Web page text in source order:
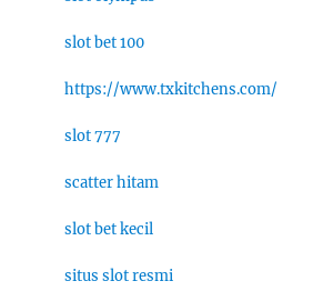
slot bet 100
https://www.txkitchens.com/
slot 777
scatter hitam
slot bet kecil
situs slot resmi